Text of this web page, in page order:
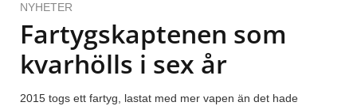
NYHETER
Fartygskaptenen som
kvarhölls i sex år
2015 togs ett fartyg, lastat med mer vapen än det hade